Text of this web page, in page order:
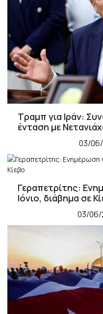
Τραμπ για Ιράν:
ένταση με
03/06/
Γεραπετρίτης:
Ιόνιο, διάβημα σε
03/06/